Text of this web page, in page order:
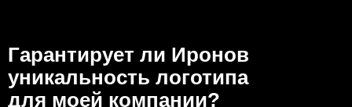
Гарантирует ли Иронов
уникальность логотипа
для моей компании?